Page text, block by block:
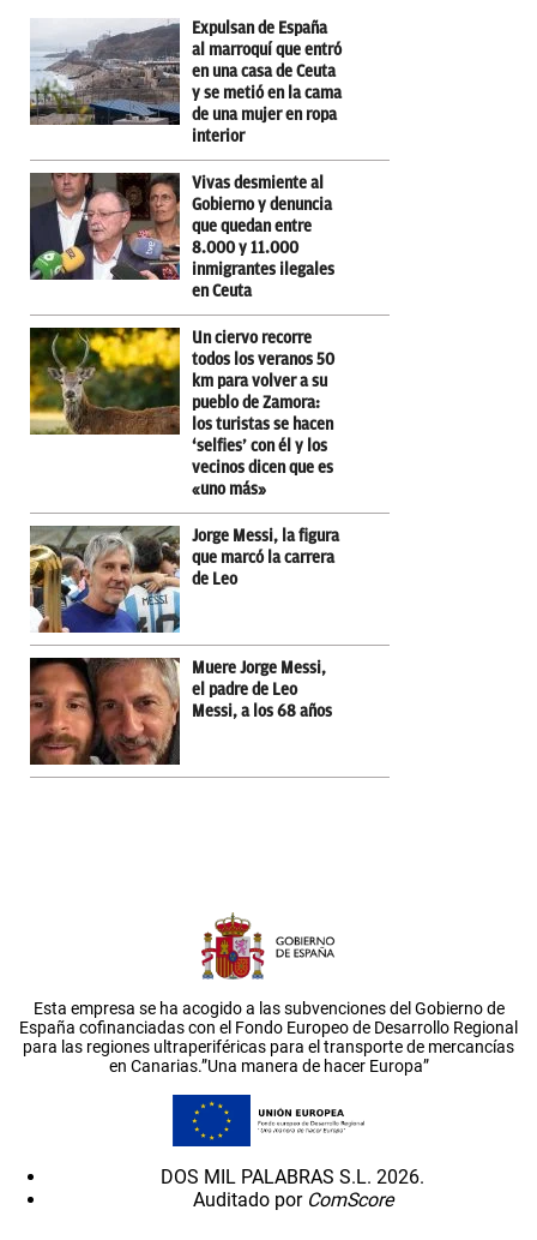
Expulsan de España
al marroquí que entró
en una casa de Ceuta
y se metió en la cama
de una mujer en ropa
interior
Vivas desmiente al
Gobierno y denuncia
que quedan entre
8.000 y 11.000
inmigrantes ilegales
en Ceuta
Un ciervo recorre
todos los veranos 50
km para volver a su
pueblo de Zamora:
los turistas se hacen
‘selfies’ con él y los
vecinos dicen que es
«uno más»
Jorge Messi, la figura
que marcó la carrera
de Leo
Muere Jorge Messi,
el padre de Leo
Messi, a los 68 años
Esta empresa se ha acogido a las subvenciones del Gobierno de
España cofinanciadas con el Fondo Europeo de Desarrollo Regional
para las regiones ultraperiféricas para el transporte de mercancías
en Canarias.”Una manera de hacer Europa”
DOS MIL PALABRAS S.L. 2026.
Auditado por ComScore